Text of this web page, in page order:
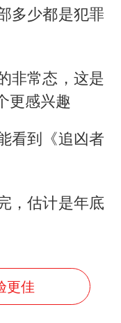
多少都是犯罪
非常态，这是
更感兴趣
看到《追凶者
，估计是年底
更佳